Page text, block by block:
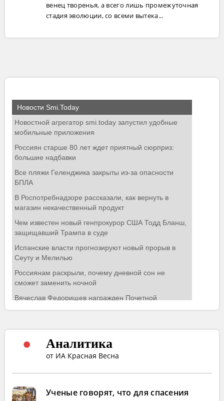
венец творенья, а всего лишь промежуточная
стадия эволюции, со всеми вытека...
Аналитика
от ИА Красная Весна
Ученые говорят, что для спасения